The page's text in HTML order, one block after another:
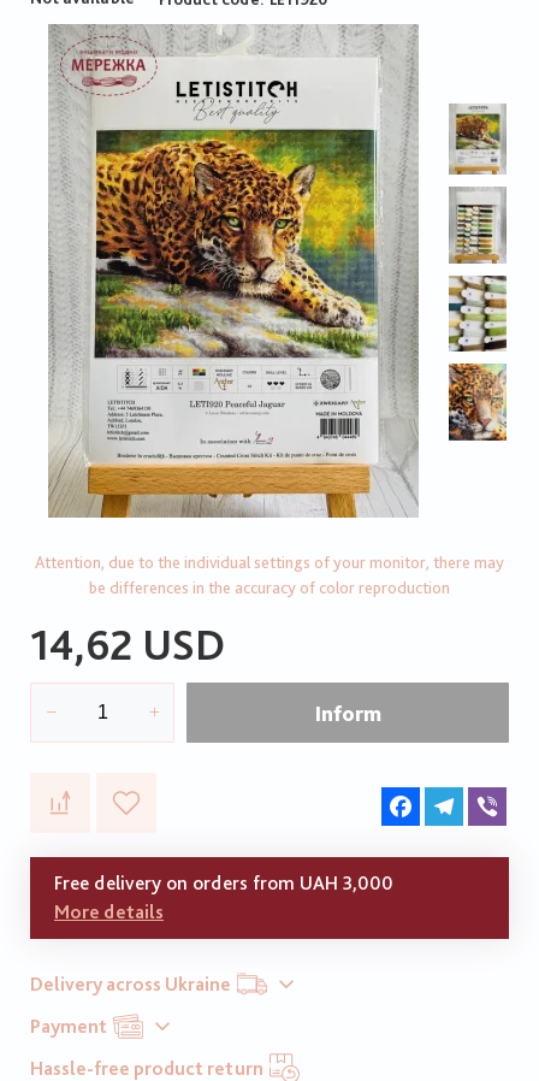
Attention, due to the individual settings of your monitor, there may
be differences in the accuracy of color reproduction
14,62 USD
Inform
FacebookTelegram
Free delivery on orders from UAH 3,000
More details
Delivery across Ukraine
Payment
Hassle-free product return